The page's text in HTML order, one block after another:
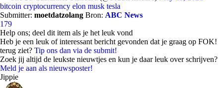
bitcoin cryptocurrency elon musk tesla
Submitter: moetdatzolang Bron: ABC News
179
Help ons; deel dit item als je het leuk vond
Heb je een leuk of interessant bericht gevonden dat je graag op FOK!
terug ziet? Tip ons dan via de submit!
Zoek jij altijd de leukste nieuwtjes en kun je daar leuk over schrijven?
Meld je aan als nieuwsposter!
Jippie